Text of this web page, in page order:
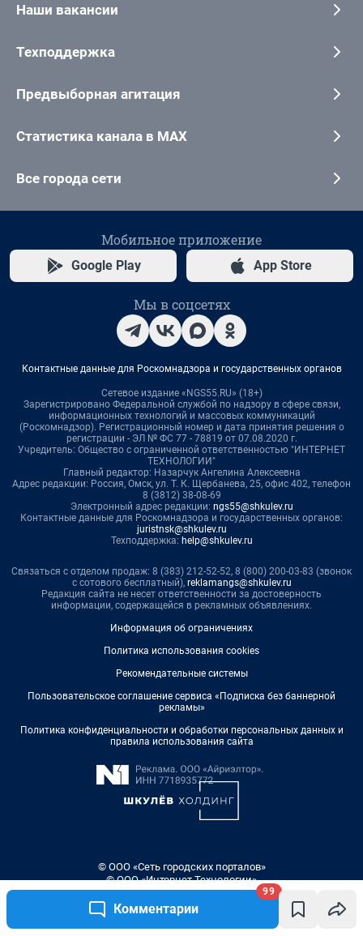
Комментарии
99
Наши вакансии
Техподдержка
Предвыборная агитация
Статистика канала в MAX
Все города сети
Мобильное приложение
Google Play App Store
Мы в соцсетях
Контактные данные для Роскомнадзора и государственных органов
Сетевое издание «NGS55.RU» (18+)
Зарегистрировано Федеральной службой по надзору в сфере связи,
информационных технологий и массовых коммуникаций
(Роскомнадзор). Регистрационный номер и дата принятия решения о
регистрации - ЭЛ № ФС 77 - 78819 от 07.08.2020 г.
Учредитель: Общество с ограниченной ответственностью "ИНТЕРНЕТ
ТЕХНОЛОГИИ"
Главный редактор: Назарчук Ангелина Алексеевна
Адрес редакции: Россия, Омск, ул. Т. К. Щербанева, 25, офис 402, телефон
8 (3812) 38-08-69
Электронный адрес редакции: ngs55@shkulev.ru
Контактные данные для Роскомнадзора и государственных органов:
juristnsk@shkulev.ru
Техподдержка: help@shkulev.ru
Связаться с отделом продаж: 8 (383) 212-52-52, 8 (800) 200-03-83 (звонок
с сотового бесплатный), reklamangs@shkulev.ru
Редакция сайта не несет ответственности за достоверность
информации, содержащейся в рекламных объявлениях.
Информация об ограничениях
Политика использования cookies
Рекомендательные системы
Пользовательское соглашение сервиса «Подписка без баннерной
рекламы»
Политика конфиденциальности и обработки персональных данных и
правила использования сайта
© ООО «Сеть городских порталов»
© ООО «Интернет Технологии»